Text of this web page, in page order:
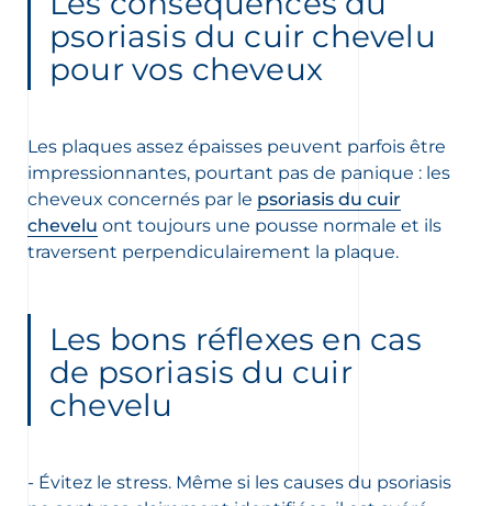
psoriasis du cuir chevelu
pour vos cheveux
Les plaques assez épaisses peuvent parfois être
impressionnantes, pourtant pas de panique : les
cheveux concernés par le psoriasis du cuir
chevelu ont toujours une pousse normale et ils
traversent perpendiculairement la plaque.
Les bons réflexes en cas
de psoriasis du cuir
chevelu
- Évitez le stress. Même si les causes du psoriasis